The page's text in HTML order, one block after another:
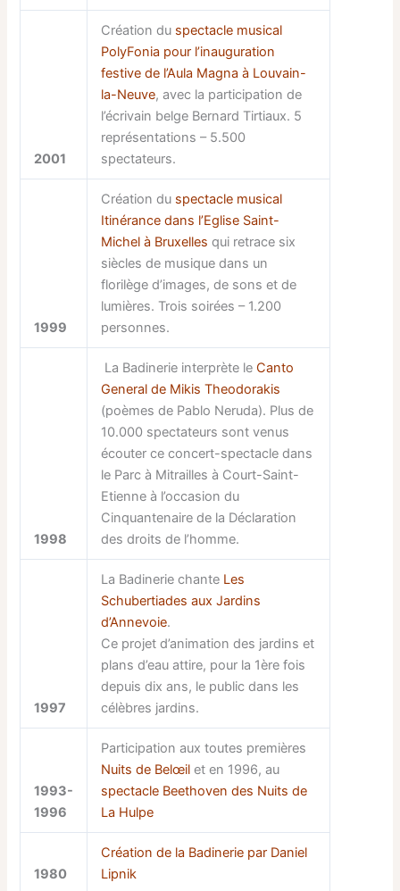
2001
Création du spectacle musical
PolyFonia pour l’inauguration
festive de l’Aula Magna à Louvain-
la-Neuve, avec la participation de
l’écrivain belge Bernard Tirtiaux. 5
représentations – 5.500
spectateurs.
1999
Création du spectacle musical
Itinérance dans l’Eglise Saint-
Michel à Bruxelles qui retrace six
siècles de musique dans un
florilège d’images, de sons et de
lumières. Trois soirées – 1.200
personnes.
1998
La Badinerie interprète leCanto
General de Mikis Theodorakis
(poèmes de Pablo Neruda). Plus de
10.000 spectateurs sont venus
écouter ce concert-spectacle dans
le Parc à Mitrailles à Court-Saint-
Etienne à l’occasion du
Cinquantenaire de la Déclaration
des droits de l’homme.
1997
La Badinerie chante Les
Schubertiades aux Jardins
d’Annevoie.
Ce projet d’animation des jardins et
plans d’eau attire, pour la 1ère fois
depuis dix ans, le public dans les
célèbres jardins.
1993-
1996
Participation aux toutes premières
Nuits de Belœil et en 1996, au
spectacle Beethoven des Nuits de
La Hulpe
1980
Création de la Badinerie par Daniel
Lipnik